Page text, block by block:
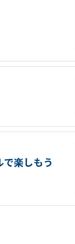
楽しもう